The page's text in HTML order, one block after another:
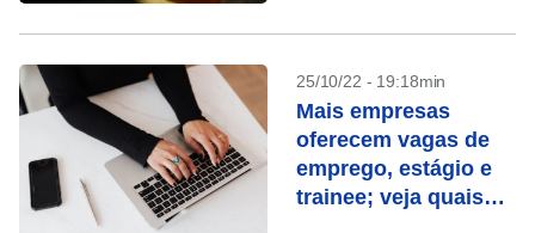
25/10/22 - 19:18min
Mais empresas
oferecem vagas de
emprego, estágio e
trainee; veja quais